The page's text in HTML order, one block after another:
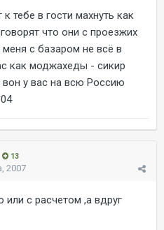
тебе в гости махнуть как
что они с проезжих
с базаром не всё в
как моджахеды - сикир
у вас на всю Россию
13
2007
или с расчетом ,а вдруг